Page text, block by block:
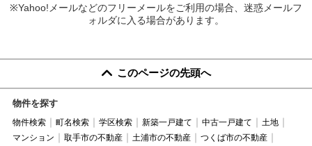
※Yahoo!メールなどのフリーメールをご利用の場合、迷惑メールフ
ォルダに入る場合があります。
このページの先頭へ
物件を探す
物件検索 町名検索 学区検索 新築一戸建て 中古一戸建て
土地
マンション
取手市の不動産 土浦市の不動産
つくば市の不動産